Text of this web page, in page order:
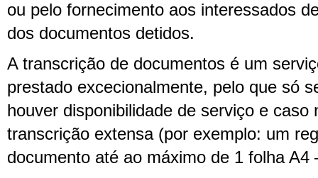
ou pelo fornecimento aos interessados
dos documentos detidos.
A transcrição de documentos é um
prestado excecionalmente, pelo que só
houver disponibilidade de serviço e caso
transcrição extensa (por exemplo: um
documento até ao máximo de 1 folha A4